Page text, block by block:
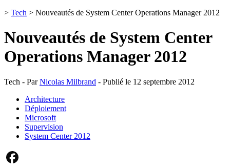
> Tech > Nouveautés de System Center Operations Manager 2012
Nouveautés de System Center
Operations Manager 2012
Tech - ParNicolas Milbrand - Publié le 12 septembre 2012
Architecture
Déploiement
Microsoft
Supervision
System Center 2012